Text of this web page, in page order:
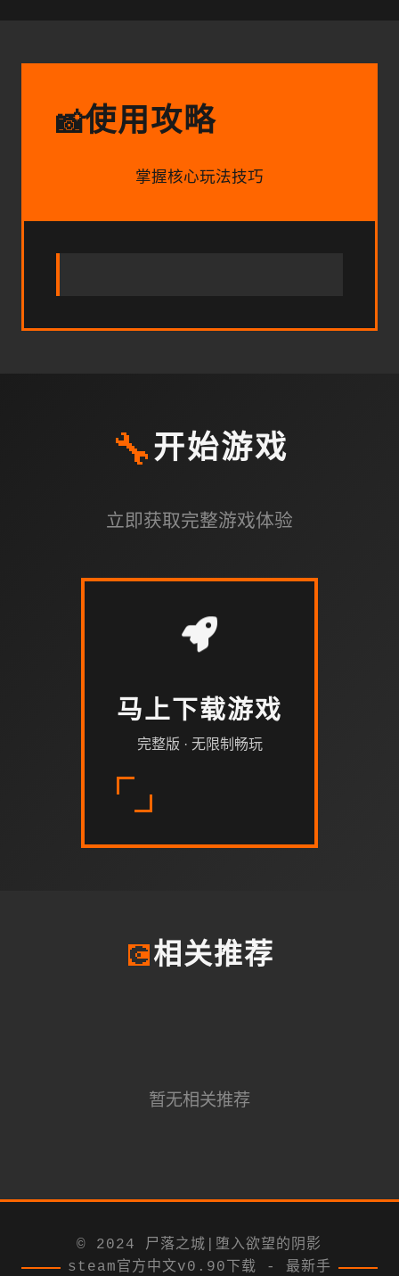
📸使用攻略
掌握核心玩法技巧
🔧开始游戏
立即获取完整游戏体验
马上下载游戏
完整版 · 无限制畅玩
💽相关推荐
暂无相关推荐
© 2024 尸落之城|堕入欲望的阴影
steam官方中文v0.90下载 - 最新手